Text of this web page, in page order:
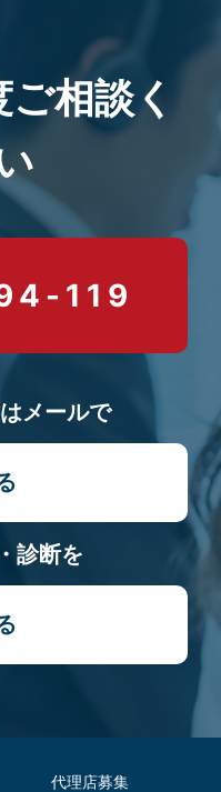
相談く
119
メールで
診断を
代理店募集